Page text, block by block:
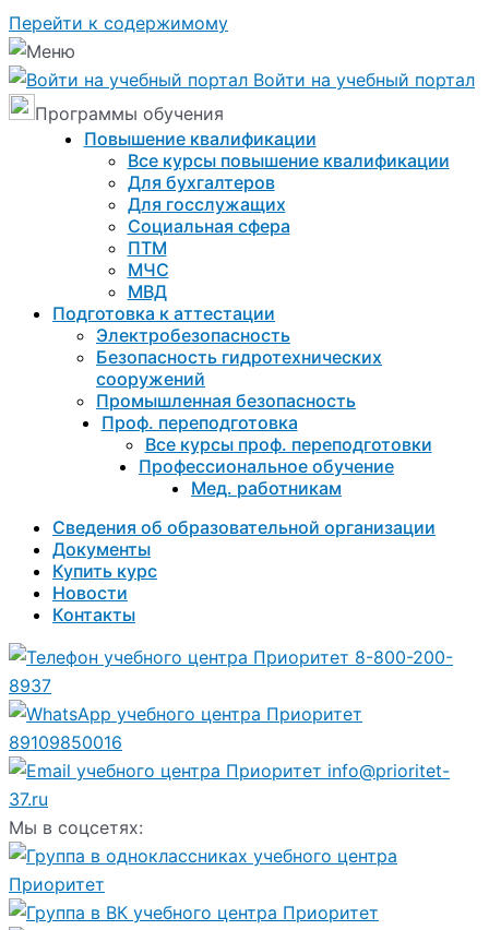
Перейти к содержимому
Войти на учебный портал
Программы обучения
Повышение квалификации
Все курсы повышение квалификации
Для бухгалтеров
Для госслужащих
Социальная сфера
ПТМ
МЧС
МВД
Подготовка к aттестации
Электробезопасность
Безопасность гидротехнических
сооружений
Промышленная безопасность
Проф. переподготовка
Все курсы проф. переподготовки
Профессиональное обучение
Мед. работникам
Сведения об образовательной организации
Документы
Купить курс
Новости
Контакты
8-800-200-
8937
89109850016
info@prioritet-
37.ru
Мы в соцсетях: